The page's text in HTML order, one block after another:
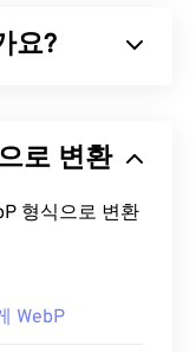
식보다 상대적
?
볼 만한 프로
요?
JPEG(JPG)및
니다. WebP 이
이션에서 빠르
요?
식으로 변환
WebP